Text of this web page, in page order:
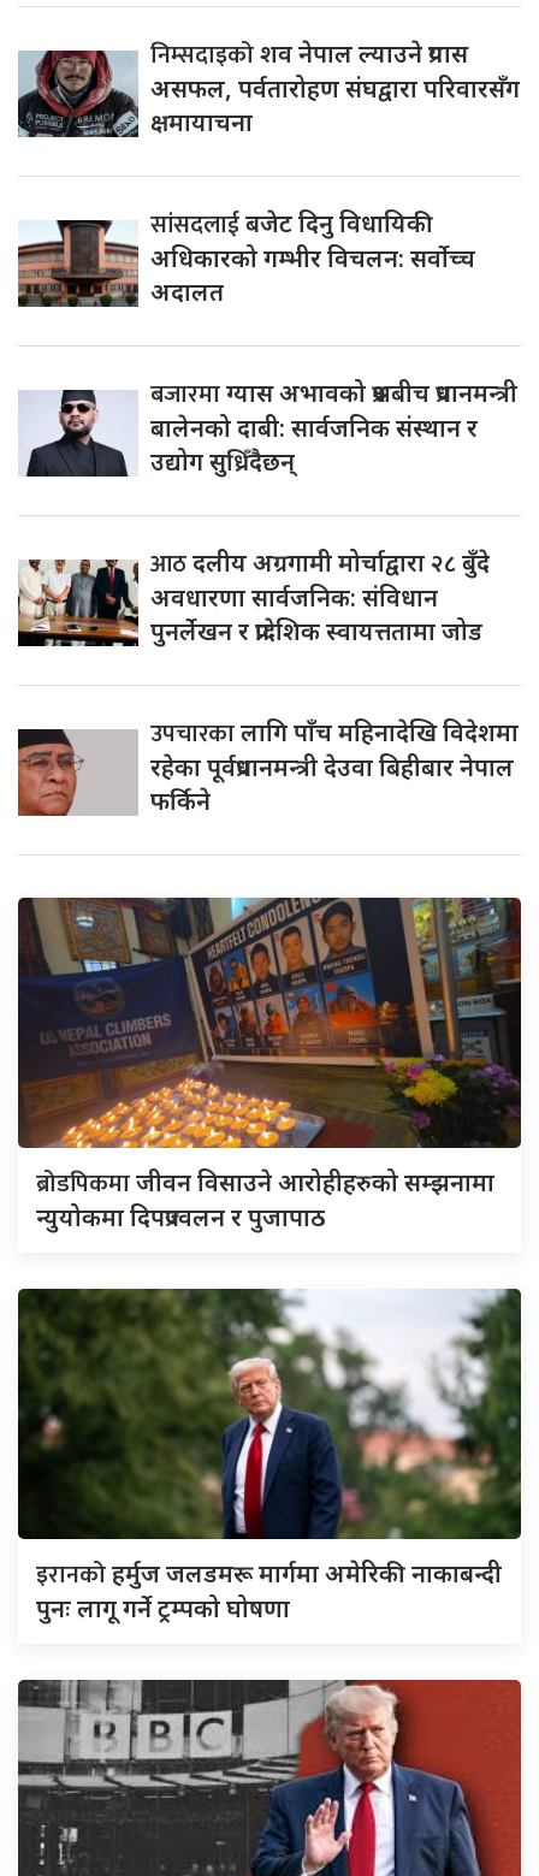
निम्सदाइकोशव नेपाल ल्याउने प्रयास
असफल, पर्वतारोहण संघद्वारा परिवारसँग
क्षमायाचना
सांसदलाईबजेट दिनु विधायिकी
अधिकारको गम्भीर विचलन: सर्वोच्च
अदालत
बजारमाग्यास अभावको प्रश्नबीच प्रधानमन्त्री
बालेनको दाबी: सार्वजनिक संस्थान र
उद्योग सुध्रिँदैछन्
आठदलीय अग्रगामी मोर्चाद्वारा २८ बुँदे
अवधारणा सार्वजनिक: संविधान
पुनर्लेखन र प्रादेशिक स्वायत्ततामा जोड
उपचारकालागि पाँच महिनादेखि विदेशमा
रहेका पूर्वप्रधानमन्त्री देउवा बिहीबार नेपाल
फर्किने
ब्रोडपिकमाजीवन विसाउने आरोहीहरुको सम्झनामा
न्युयोकमा दिपप्रज्वलन र पुजापाठ
इरानकोहर्मुज जलडमरू मार्गमा अमेरिकी नाकाबन्दी
पुनः लागू गर्ने ट्रम्पको घोषणा